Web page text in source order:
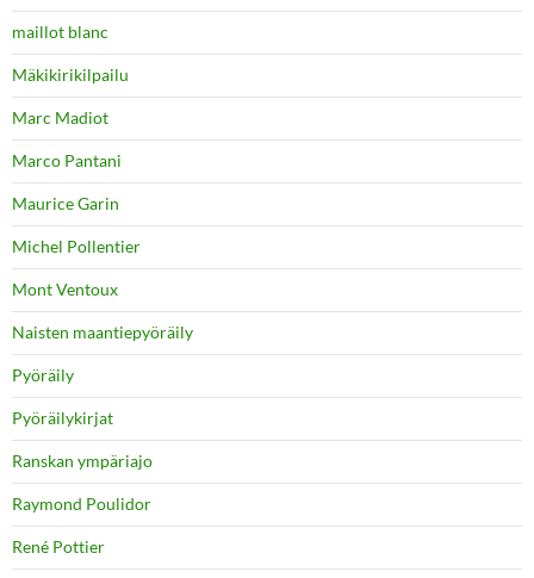
maillot blanc
Mäkikirikilpailu
Marc Madiot
Marco Pantani
Maurice Garin
Michel Pollentier
Mont Ventoux
Naisten maantiepyöräily
Pyöräily
Pyöräilykirjat
Ranskan ympäriajo
Raymond Poulidor
René Pottier